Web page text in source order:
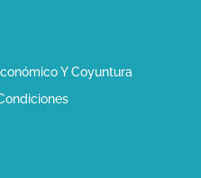
Y Coyuntura